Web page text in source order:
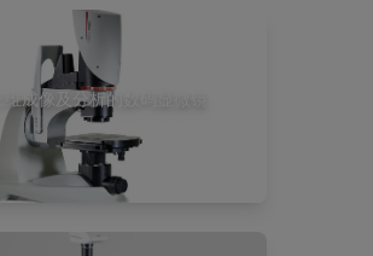
维成像及分析的数码显微镜